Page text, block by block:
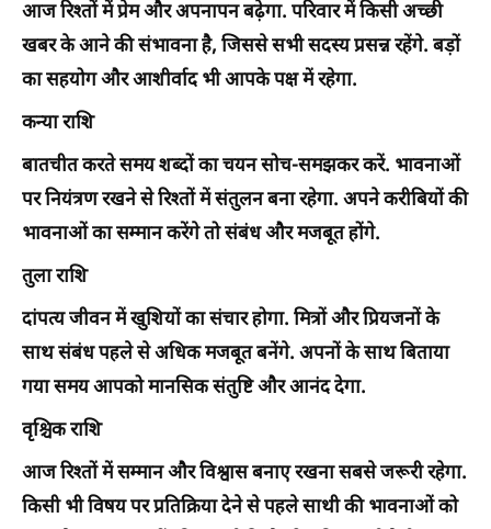
आज रिश्तों में प्रेम और अपनापन बढ़ेगा. परिवार में किसी अच्छी
खबर के आने की संभावना है, जिससे सभी सदस्य प्रसन्न रहेंगे. बड़ों
का सहयोग और आशीर्वाद भी आपके पक्ष में रहेगा.
कन्या राशि
बातचीत करते समय शब्दों का चयन सोच-समझकर करें. भावनाओं
पर नियंत्रण रखने से रिश्तों में संतुलन बना रहेगा. अपने करीबियों की
भावनाओं का सम्मान करेंगे तो संबंध और मजबूत होंगे.
तुला राशि
दांपत्य जीवन में खुशियों का संचार होगा. मित्रों और प्रियजनों के
साथ संबंध पहले से अधिक मजबूत बनेंगे. अपनों के साथ बिताया
गया समय आपको मानसिक संतुष्टि और आनंद देगा.
वृश्चिक राशि
आज रिश्तों में सम्मान और विश्वास बनाए रखना सबसे जरूरी रहेगा.
किसी भी विषय पर प्रतिक्रिया देने से पहले साथी की भावनाओं को